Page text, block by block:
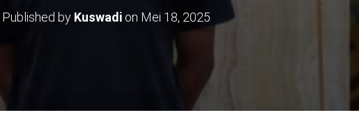
Published by Kuswadion Mei 18, 2025